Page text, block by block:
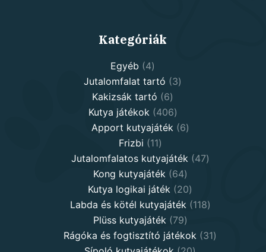
Kategóriák
Egyéb 44
products
Jutalomfalat tartó 33
Kakizsák tartó 66
products
Kutya játékok 406406
products
Apport kutyajáték 66
Frizbi 1111
products
Jutalomfalatos kutyajáték 4747
Kong kutyajáték 6464
products
Kutya logikai játék 2020
products
Labda és kötél kutyajáték 118118
Plüss kutyajáték 7979
products
Rágóka és fogtisztító játékok 3131